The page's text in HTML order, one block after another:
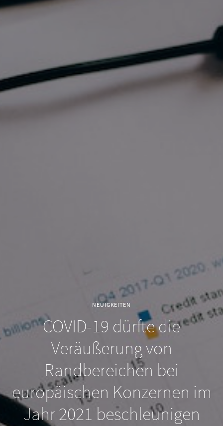
NEUIGKEITEN
COVID-19 dürfte die
Veräußerung von
Randbereichen bei
europäischen Konzernen im
Jahr 2021 beschleunigen